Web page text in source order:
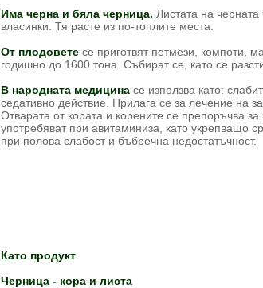
Има черна и бяла черница. Листата на
власинки. Тя расте из по-топлите места.
От плодовете се приготвят петмези, компоти,
годишно до 1600 тона. Събират се, като се
В народната медицина се използва като:
седативно действие. Прилага се за лечение на
Отварата от кората и корените се препоръчва
употребяват при авитаминиза, като укрепващо
при полова слабост и бъбречна недостатъчност.
Като продукт
Черница - кора и листа
Моля